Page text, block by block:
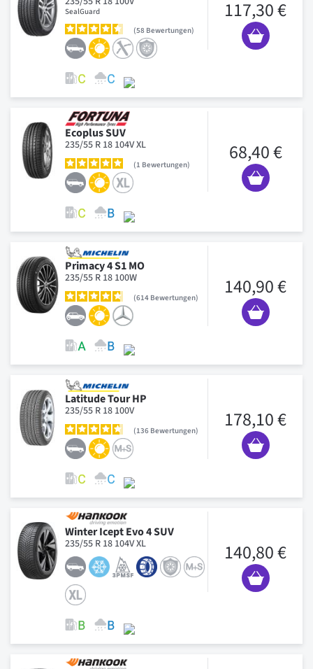
SealGuard
58 Bewertungen
117,30 €
Ecoplus SUV
235/55 R 18 104V XL
1 Bewertungen 68,40 €
Primacy 4 S1 MO
235/55 R 18 100W
614 Bewertungen 140,90 €
Latitude Tour HP
235/55 R 18 100V
136 Bewertungen 178,10 €
Winter Icept Evo 4 SUV
235/55 R 18 104V XL 140,80 €